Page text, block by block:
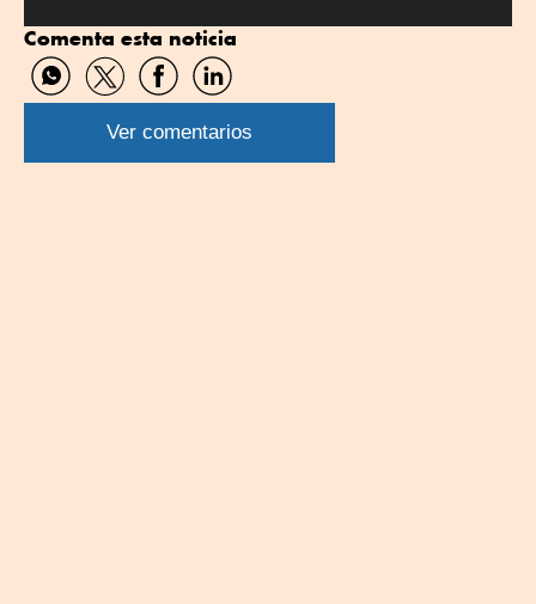
Comenta esta noticia
Compartir
por
WhatsApp
Compartir
por
Twitter
Compartir
por
Facebook
Compartir
por
Linkedin
Ver comentarios